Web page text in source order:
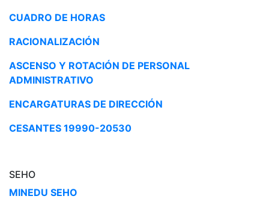
CUADRO DE HORAS
RACIONALIZACIÓN
ASCENSO Y ROTACIÓN DE PERSONAL
ADMINISTRATIVO
ENCARGATURAS DE DIRECCIÓN
CESANTES 19990-20530
SEHO
MINEDU SEHO